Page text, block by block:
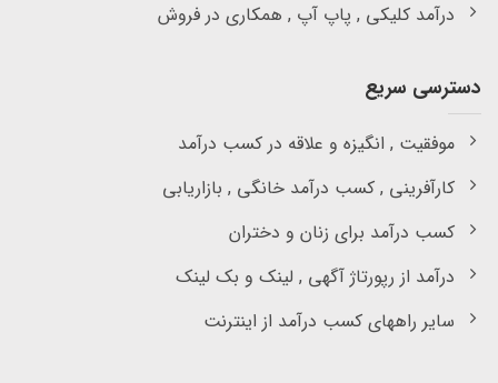
درآمد کلیکی , پاپ آپ , همکاری در فروش
دسترسی سریع
موفقیت , انگیزه و علاقه در کسب درآمد
کارآفرینی , کسب درآمد خانگی , بازاریابی
کسب درآمد برای زنان و دختران
درآمد از رپورتاژ آگهی , لینک و بک لینک
سایر راههای کسب درآمد از اینترنت